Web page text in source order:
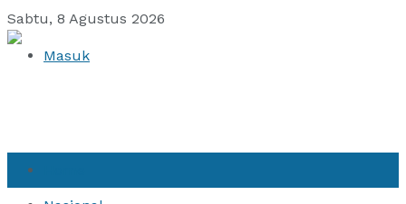
Sabtu, 8 Agustus 2026
Masuk